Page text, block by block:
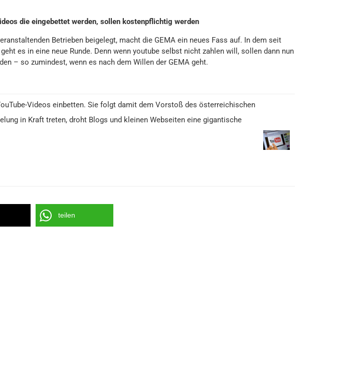
die eingebettet werden, sollen kostenpflichtig werden
Betrieben beigelegt, macht die GEMA ein neues Fass auf. In dem seit
es in eine neue Runde. Denn wenn youtube selbst nicht zahlen will, sollen dann nun
– so zumindest, wenn es nach dem Willen der GEMA geht.
Videos einbetten. Sie folgt damit dem Vorstoß des österreichischen
in Kraft treten, droht Blogs und kleinen Webseiten eine gigantische
teilen